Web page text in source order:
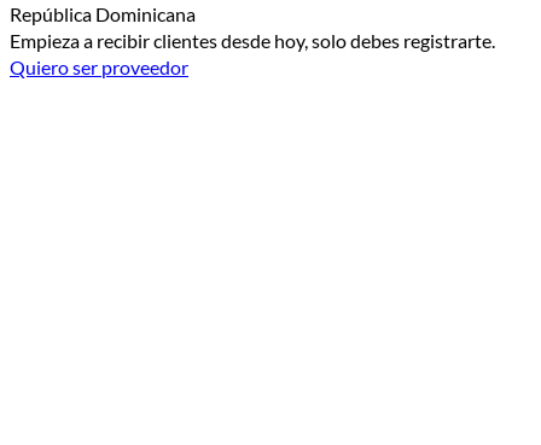
República Dominicana
Empieza a recibir clientes desde hoy, solo debes registrarte.
Quiero ser proveedor